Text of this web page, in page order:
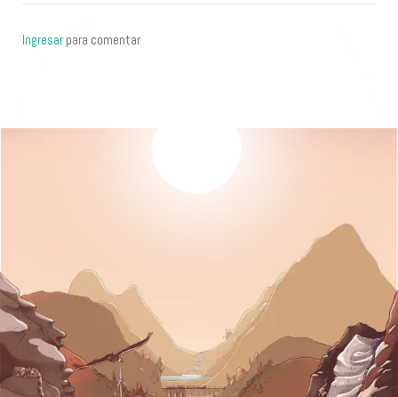
Ingresar para comentar